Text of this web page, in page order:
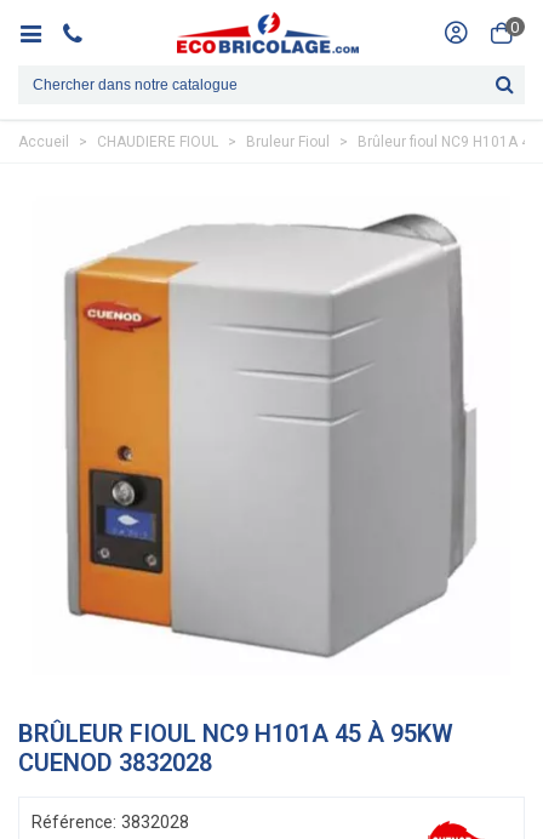
0
Accueil > CHAUDIERE FIOUL > Bruleur Fioul > Brûleur fioul NC9 H101A
BRÛLEUR FIOUL NC9 H101A 45 À 95KW
CUENOD 3832028
Référence: 3832028